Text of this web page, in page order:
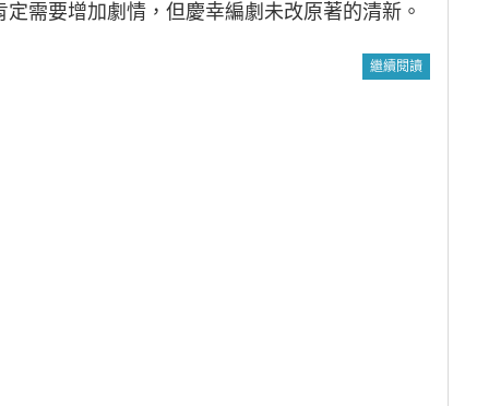
定需要增加劇情，但慶幸編劇未改原著的清新。
繼續閱讀